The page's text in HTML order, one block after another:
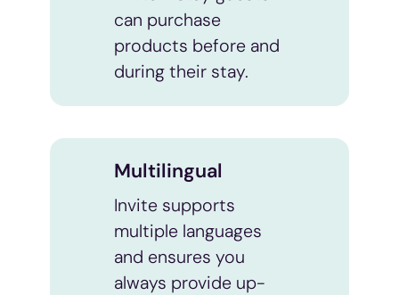
can purchase
products before and
during their stay.
Multilingual
Invite supports
multiple languages
and ensures you
always provide up-